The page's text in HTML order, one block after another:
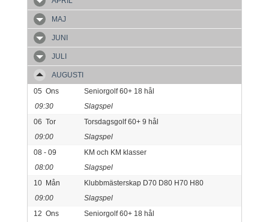
MAJ
JUNI
JULI
AUGUSTI
05 Ons
Seniorgolf 60+ 18 hål
09:30
Slagspel
06 Tor
Torsdagsgolf 60+ 9 hål
09:00
Slagspel
08 - 09
KM och KM klasser
08:00
Slagspel
10 Mån
Klubbmästerskap D70 D80 H70 H80
09:00
Slagspel
12 Ons
Seniorgolf 60+ 18 hål